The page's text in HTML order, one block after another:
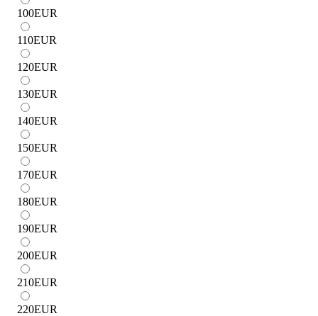
100EUR
110EUR
120EUR
130EUR
140EUR
150EUR
170EUR
180EUR
190EUR
200EUR
210EUR
220EUR